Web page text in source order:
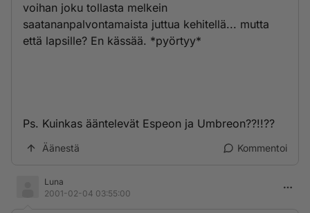
voihan joku tollasta melkein
saatananpalvontamaista juttua kehitellä... mutta
että lapsille? En kässää. *pyörtyy*
Ps. Kuinkas ääntelevät Espeon ja Umbreon??!!??
Äänestä Kommentoi
Luna
2001-02-04 03:55:00